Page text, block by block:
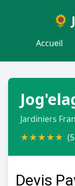
🌻
Accueil
Jardiniers
★★★★★
Devis